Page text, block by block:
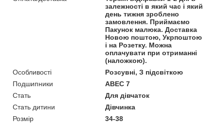
залежності в який час і який
день тижня зроблено
замовлення. Приймаємо
Пакунок малюка. Доставка
Новою поштою, Укрпоштою
і на Розетку. Можна
оплачувати при отриманні
(наложкою).
Особливості
Розсувні, З підсвіткою
Подшипники
ABEC 7
Стать
Для дівчаток
Стать дитини
Дівчинка
Розмір
34-38